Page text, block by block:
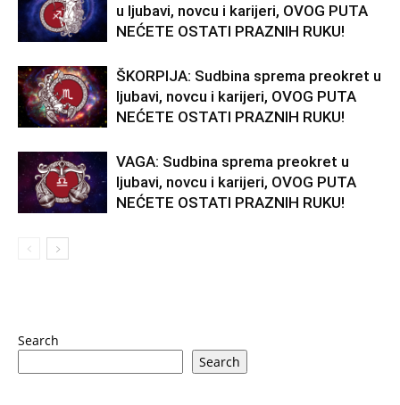
u ljubavi, novcu i karijeri, OVOG PUTA
NEĆETE OSTATI PRAZNIH RUKU!
ŠKORPIJA: Sudbina sprema preokret u
ljubavi, novcu i karijeri, OVOG PUTA
NEĆETE OSTATI PRAZNIH RUKU!
VAGA: Sudbina sprema preokret u
ljubavi, novcu i karijeri, OVOG PUTA
NEĆETE OSTATI PRAZNIH RUKU!
Search
Search